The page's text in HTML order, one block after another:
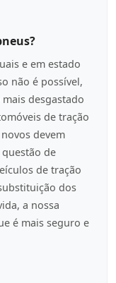
e em estado
não é possível,
desgastado
de tração
devem
de
de tração
dos
a nossa
é mais seguro e